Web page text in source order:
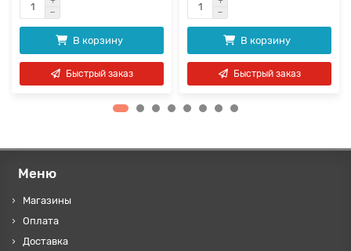
В корзину
Быстрый заказ
В корзину
Быстрый заказ
Меню
Магазины
Оплата
Доставка